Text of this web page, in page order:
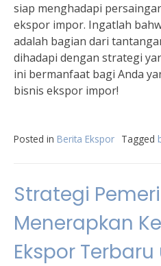
siap menghadapi
ekspor impor. Ingatlah
adalah bagian dari
dihadapi dengan strategi
ini bermanfaat bagi Anda
bisnis ekspor impor!
Posted in Berita Ekspor Tagged
Strategi
Menerapkan
Ekspor